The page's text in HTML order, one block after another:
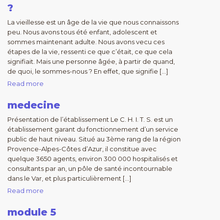
?
La vieillesse est un âge de la vie que nous connaissons
peu. Nous avons tous été enfant, adolescent et
sommes maintenant adulte. Nous avons vecu ces
étapes de la vie, ressenti ce que c’était, ce que cela
signifiait. Mais une personne âgée, à partir de quand,
de quoi, le sommes-nous ? En effet, que signifie […]
Read more
medecine
Présentation de l’établissement Le C. H. I. T. S. est un
établissement garant du fonctionnement d’un service
public de haut niveau. Situé au 3ème rang de la région
Provence-Alpes-Côtes d’Azur, il constitue avec
quelque 3650 agents, environ 300 000 hospitalisés et
consultants par an, un pôle de santé incontournable
dans le Var, et plus particulièrement […]
Read more
module 5